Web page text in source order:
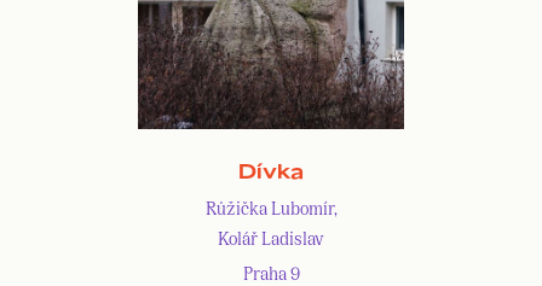
Dívka
Růžička Lubomír,
Kolář Ladislav
Praha 9